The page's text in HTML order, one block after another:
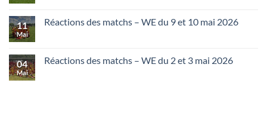
11
Mai
Réactions des matchs – WE du 9 et 10 mai 2026
04
Mai
Réactions des matchs – WE du 2 et 3 mai 2026